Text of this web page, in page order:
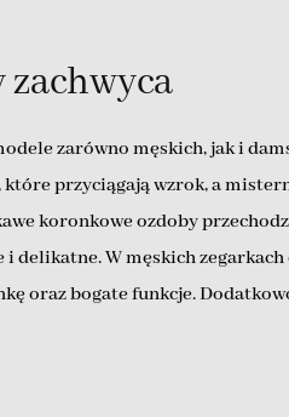
zarówno męskich, jak i
przyciągają wzrok, a
koronkowe ozdoby
delikatne. W męskich
oraz bogate funkcje.